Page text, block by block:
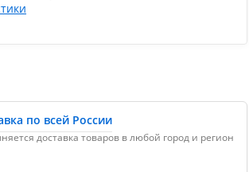
по всей России
доставка товаров в любой город и регион